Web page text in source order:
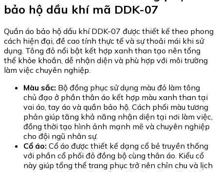
bảo hộ dầu khí mã DDK-07
Quần áo bảo hộ dầu khí DDK-07 được thiết kế theo phong
cách hiện đại, đề cao tính thực tế và sự thoải mái khi sử
dụng. Tông đỏ nổi bật kết hợp xanh than tạo nên tổng
thể khỏe khoắn, dễ nhận diện và phù hợp với môi trường
làm việc chuyên nghiệp.
Màu sắc: Bộ đồng phục sử dụng màu đỏ làm tông
chủ đạo ở phần thân áo kết hợp màu xanh than tại
vai áo, tay áo và quần bảo hộ. Cách phối màu tương
phản giúp tăng khả năng nhận diện tại nơi làm việc,
đồng thời tạo hình ảnh mạnh mẽ và chuyên nghiệp
cho đội ngũ nhân sự.
Cổ áo: Cổ áo được thiết kế dạng cổ bẻ truyền thống
với phần cổ phối đỏ đồng bộ cùng thân áo. Kiểu cổ
này giúp tổng thể trang phục trở nên chỉn chu và lịch